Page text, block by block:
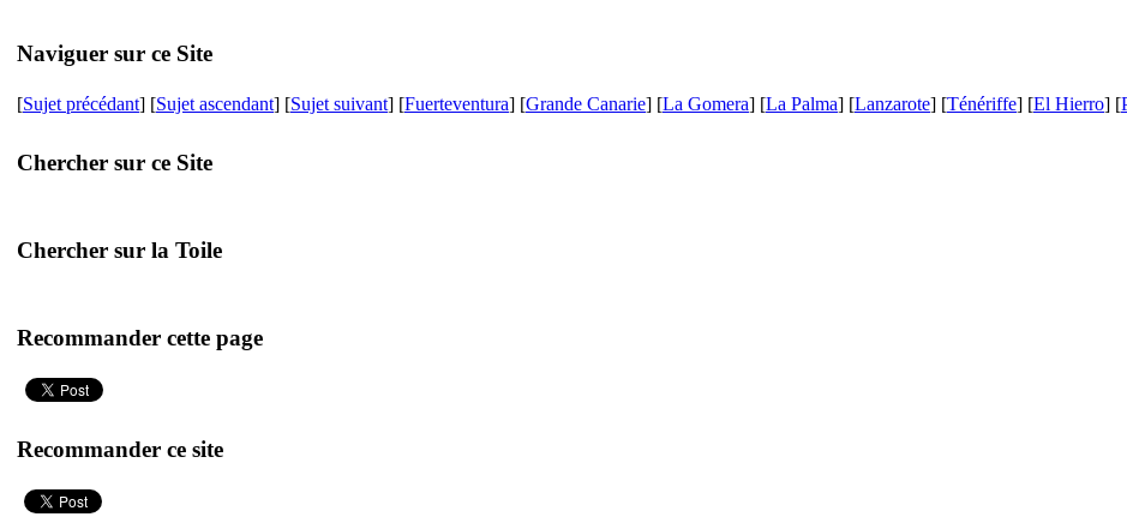
Naviguer sur ce Site
[Sujet précédant] [Sujet ascendant] [Sujet suivant] [Fuerteventura] [Grande Canarie] [La Gomera] [La Palma] [Lanzarote] [Ténériffe] [El Hierro] [
Chercher sur ce Site
Chercher sur la Toile
Recommander cette page
Recommander ce site